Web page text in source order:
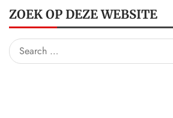
ZOEK OP DEZE WEBSITE
Search
for: